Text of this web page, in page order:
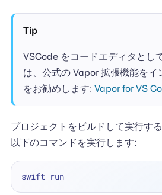
Tip
VSCode をコードエディタとし
は、公式の Vapor 拡張機能をイ
をお勧めします:Vapor for VS
プロジェクトをビルドして実行す
以下のコマンドを実行します: